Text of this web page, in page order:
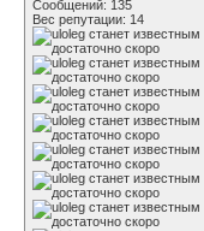
Сообщений: 135
Вес репутации: 14